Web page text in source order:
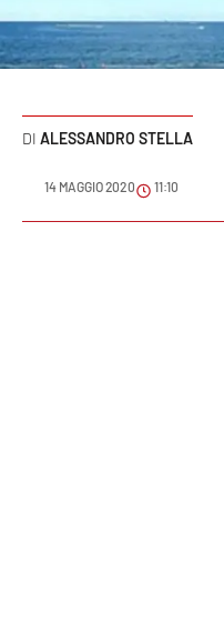
Sport
Meteo
ALESSANDRO STELLA
14 MAGGIO 2020 11:10